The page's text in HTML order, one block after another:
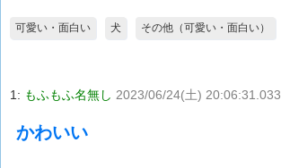
可愛い・面白い 犬 その他（可愛い・面白い）
1: もふもふ名無し 2023/06/24(土) 20:06:31.033
かわいい